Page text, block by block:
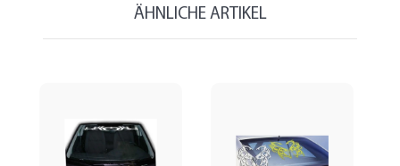
ÄHNLICHE ARTIKEL